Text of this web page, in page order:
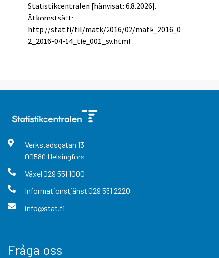
Statistikcentralen [hänvisat: 6.8.2026].
Åtkomstsätt:
http://stat.fi/til/matk/2016/02/matk_2016_0
2_2016-04-14_tie_001_sv.html
Verkstadsgatan 13
00580 Helsingfors
Växel 029 551 1000
Informationstjänst 029 551 2220
info@stat.fi
Fråga oss